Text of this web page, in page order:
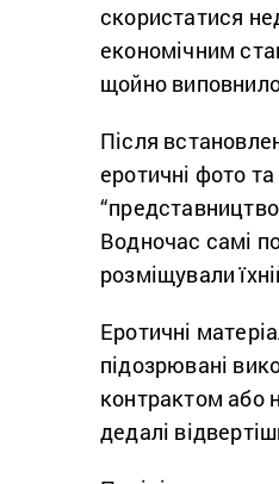
скористатися
економічним
щойно
Після
еротичні фото
Водночас самі
розміщували
Еротичні
підозрювані
контрактом або
дедалі